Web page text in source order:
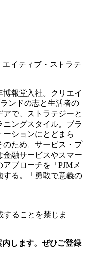
イティブ・ストラテ
博報堂入社。クリエイ
ンドの志と生活者の
で、ストラテジーと
ニングスタイル。ブラ
ーションにとどまら
のため、サービス・プ
金融サービスやスマー
プローチを「PJMメ
する。「勇敢で意義の
することを禁じま
します。ぜひご登録